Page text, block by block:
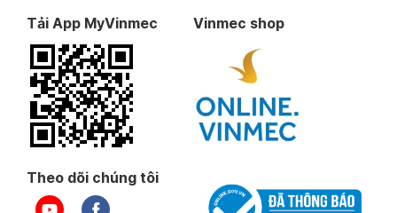
Tải App MyVinmec Vinmec shop
Theo dõi chúng tôi